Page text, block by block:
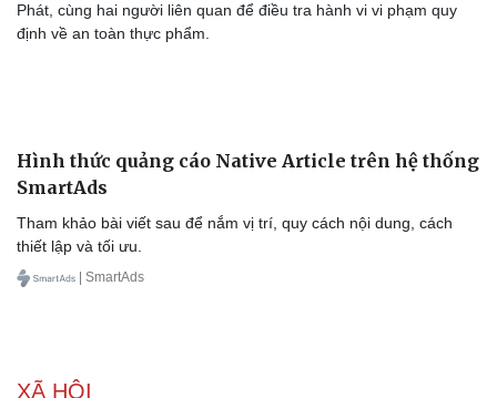
Văn hóa
Di sản
Phát, cùng hai người liên quan để điều tra hành vi vi phạm quy
định về an toàn thực phẩm.